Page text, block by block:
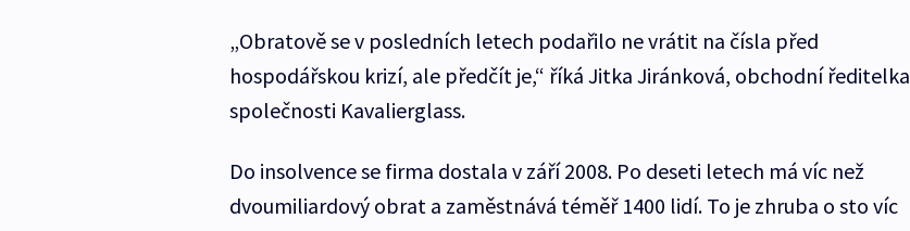
„Obratově se v posledních letech podařilo ne vrátit na čísla před
hospodářskou krizí, ale předčít je,“ říká Jitka Jiránková, obchodní ředitelka
společnosti Kavalierglass.
Do insolvence se firma dostala v září 2008. Po deseti letech má víc než
dvoumiliardový obrat a zaměstnává téměř 1400 lidí. To je zhruba o sto víc